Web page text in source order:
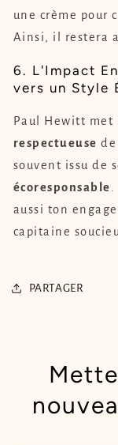
une crème pour
Ainsi, il restera
6. L'Impact
vers un Style
Paul Hewitt met
respectueuse
souvent issu de
écoresponsable.
aussi ton
capitaine
PARTAGER